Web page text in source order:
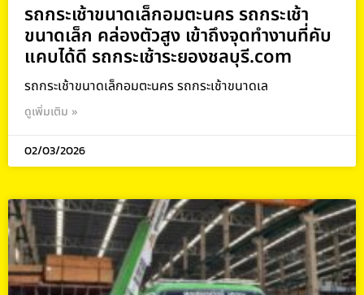
รถกระเช้าขนาดเล็กอมตะนคร รถกระเช้า
ขนาดเล็ก คล่องตัวสูง เข้าถึงจุดทำงานที่คับ
แคบได้ดี รถกระเช้าระยองชลบุรี.com
รถกระเช้าขนาดเล็กอมตะนคร รถกระเช้าขนาดเล
ดูเพิ่มเติม »
02/03/2026